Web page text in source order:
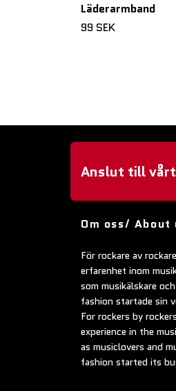
Läderarmband
99 SEK
Anslut till
Om oss/ About
För rockare av
erfarenhet inom
som musikälskare
fashion startade sin
For rockers by
experience in the
as musiclovers and
fashion started its